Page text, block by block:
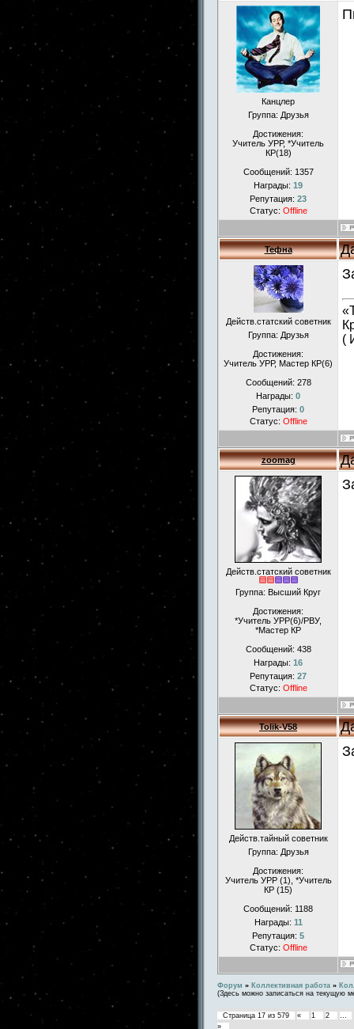
Канцлер
Группа: Друзья
Достижения:
Учитель УРР, *Учитель
КР(18)
Сообщений: 1357
Награды: 19
Репутация: 23
Статус: Offline
Тефна
Действ.статский советник
Группа: Друзья
Достижения:
Учитель УРР, Мастер КР(6)
Сообщений: 278
Награды: 0
Репутация: 0
Статус: Offline
(
zoomag
Действ.статский советник
Группа: Высший Круг
Достижения:
*Учитель УРР(6)/РВУ,
*Мастер КР
Сообщений: 438
Награды: 16
Репутация: 27
Статус: Offline
Tolik-V58
Действ.тайный советник
Группа: Друзья
Достижения:
Учитель УРР (1), *Учитель
КР (15)
Сообщений: 1188
Награды: 11
Репутация: 5
Статус: Offline
Форум » Коллективная работа »
(Здесь можно записаться на текущую
Страница 17 из 579 « 1 2
…
»